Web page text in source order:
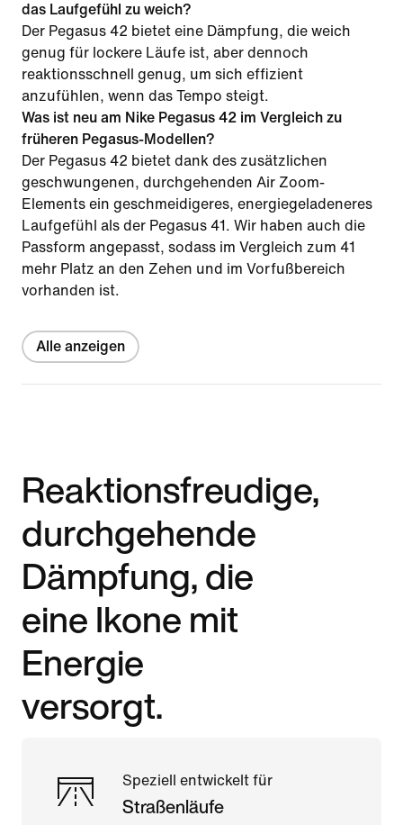
das Laufgefühl zu weich?
Der Pegasus 42 bietet eine Dämpfung, die weich
genug für lockere Läufe ist, aber dennoch
reaktionsschnell genug, um sich effizient
anzufühlen, wenn das Tempo steigt.
Was ist neu am Nike Pegasus 42 im Vergleich zu
früheren Pegasus-Modellen?
Der Pegasus 42 bietet dank des zusätzlichen
geschwungenen, durchgehenden Air Zoom-
Elements ein geschmeidigeres, energiegeladeneres
Laufgefühl als der Pegasus 41. Wir haben auch die
Passform angepasst, sodass im Vergleich zum 41
mehr Platz an den Zehen und im Vorfußbereich
vorhanden ist.
Alle anzeigen
Reaktionsfreudige,
durchgehende
Dämpfung, die
eine Ikone mit
Energie
versorgt.
Speziell entwickelt für
Straßenläufe